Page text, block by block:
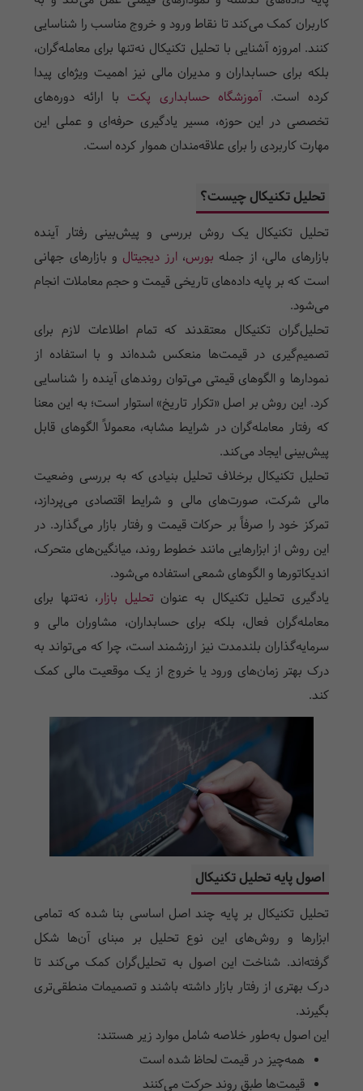
کاربران کمک می‌کند تا نقاط ورود و خروج مناسب را شناسایی
کنند. امروزه آشنایی با تحلیل تکنیکال نه‌تنها برای معامله‌گران،
بلکه برای حسابداران و مدیران مالی نیز اهمیت ویژه‌ای پیدا
کرده است.آموزشگاه حسابداری پکت با ارائه دوره‌های
تخصصی در این حوزه، مسیر یادگیری حرفه‌ای و عملی این
مهارت کاربردی را برای علاقه‌مندان هموار کرده است.
تحلیل تکنیکال چیست؟
تحلیل تکنیکال یک روش بررسی و پیش‌بینی رفتار آینده
بازارهای مالی، از جمله بورس،ارز دیجیتال و بازارهای جهانی
است که بر پایه داده‌های تاریخی قیمت و حجم معاملات انجام
می‌شود.
تحلیل‌گران تکنیکال معتقدند که تمام اطلاعات لازم برای
تصمیم‌گیری در قیمت‌ها منعکس شده‌اند و با استفاده از
نمودارها و الگوهای قیمتی می‌توان روندهای آینده را شناسایی
کرد. این روش بر اصل «تکرار تاریخ» استوار است؛ به این معنا
که رفتار معامله‌گران در شرایط مشابه، معمولاً الگوهای قابل
پیش‌بینی ایجاد می‌کند.
تحلیل تکنیکال برخلاف تحلیل بنیادی که به بررسی وضعیت
مالی شرکت، صورت‌های مالی و شرایط اقتصادی می‌پردازد،
تمرکز خود را صرفاً بر حرکات قیمت و رفتار بازار می‌گذارد. در
این روش از ابزارهایی مانند خطوط روند، میانگین‌های متحرک،
اندیکاتورها و الگوهای شمعی استفاده می‌شود.
یادگیری تحلیل تکنیکال به عنوان تحلیل بازار، نه‌تنها برای
معامله‌گران فعال، بلکه برای حسابداران، مشاوران مالی و
سرمایه‌گذاران بلندمدت نیز ارزشمند است، چرا که می‌تواند به
درک بهتر زمان‌های ورود یا خروج از یک موقعیت مالی کمک
کند.
اصول پایه تحلیل تکنیکال
تحلیل تکنیکال بر پایه چند اصل اساسی بنا شده که تمامی
ابزارها و روش‌های این نوع تحلیل بر مبنای آن‌ها شکل
گرفته‌اند. شناخت این اصول به تحلیل‌گران کمک می‌کند تا
درک بهتری از رفتار بازار داشته باشند و تصمیمات منطقی‌تری
بگیرند.
این اصول به‌طور خلاصه شامل موارد زیر هستند:
همه‌چیز در قیمت لحاظ شده است
قیمت‌ها طبق روند حرکت می‌کنند